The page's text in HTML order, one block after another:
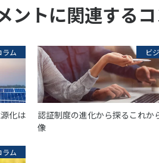
ントに関連する
ラム
化は
ビ
認証制度の進化から探るこれか
像
ラム